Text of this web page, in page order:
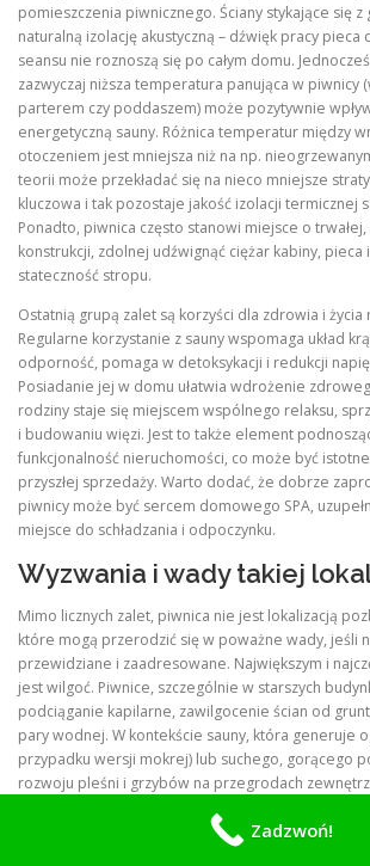
pomieszczenia piwnicznego. Ściany stykające się
naturalną izolację akustyczną – dźwięk pracy pieca
seansu nie roznoszą się po całym domu.
zazwyczaj niższa temperatura panująca w piwnicy
parterem czy poddaszem) może pozytywnie
energetyczną sauny. Różnica temperatur między
otoczeniem jest mniejsza niż na np.
teorii może przekładać się na nieco mniejsze
kluczowa i tak pozostaje jakość izolacji termicznej
Ponadto, piwnica często stanowi miejsce o
konstrukcji, zdolnej udźwignąć ciężar kabiny, pieca
stateczność stropu.
Ostatnią grupą zalet są korzyści dla zdrowia i życia
Regularne korzystanie z sauny wspomaga układ
odporność, pomaga w detoksykacji i redukcji
Posiadanie jej w domu ułatwia wdrożenie
rodziny staje się miejscem wspólnego relaksu,
i budowaniu więzi. Jest to także element
funkcjonalność nieruchomości, co może być
przyszłej sprzedaży. Warto dodać, że dobrze
piwnicy może być sercem domowego SPA,
miejsce do schładzania i odpoczynku.
Wyzwania i wady takiej
Mimo licznych zalet, piwnica nie jest lokalizacją
które mogą przerodzić się w poważne wady, jeśli
przewidziane i zaadresowane. Największym i
jest wilgoć. Piwnice, szczególnie w starszych
podciąganie kapilarne, zawilgocenie ścian od
pary wodnej. W kontekście sauny, która generuje
przypadku wersji mokrej) lub suchego, gorącego
rozwoju pleśni i grzybów na przegrodach
drewniane konstrukcji i wykończenia sauny,
Zadzwoń!